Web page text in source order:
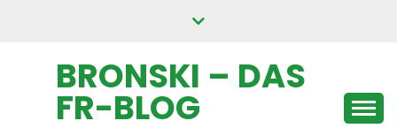
BRONSKI – DAS
FR-BLOG